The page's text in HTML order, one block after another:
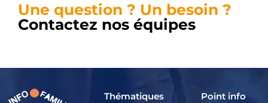
Une question ? Un besoin ?
Contactez nos équipes
Thématiques
Point info